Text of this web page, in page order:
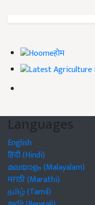
होम
Languages
English
हिंदी (Hindi)
മലയാളം (Malayalam)
मराठी (Marathi)
தமிழ் (Tamil)